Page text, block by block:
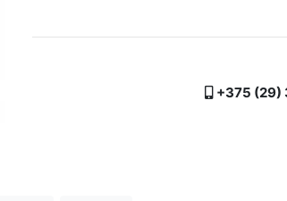
+375 (29)